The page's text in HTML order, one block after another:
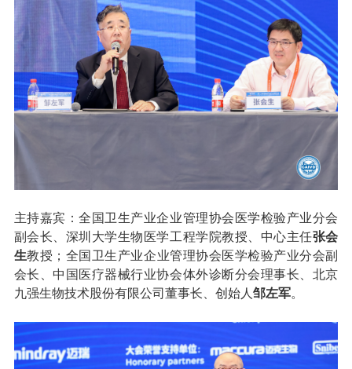
主持嘉宾：全国卫生产业企业管理协会医学检验产业分会
副会长、深圳大学生物医学工程学院教授、中心主任张会
生教授；全国卫生产业企业管理协会医学检验产业分会副
会长、中国医疗器械行业协会体外诊断分会理事长、北京
九强生物技术股份有限公司董事长、创始人 邹左军。